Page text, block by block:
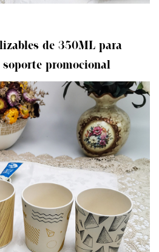
de 350ML para
promocional